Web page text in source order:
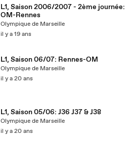
L1, Saison 2006/2007 - 2ème journée:
OM-Rennes
Olympique de Marseille
il y a 19 ans
L1, Saison 06/07: Rennes-OM
Olympique de Marseille
il y a 20 ans
L1, Saison 05/06: J36 J37 & J38
Olympique de Marseille
il y a 20 ans